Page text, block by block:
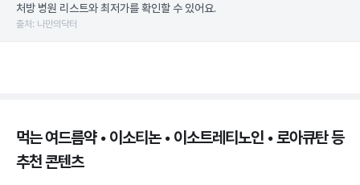
처방 병원 리스트와 최저가를 확인할 수 있어요.
출처: 나만의닥터
먹는 여드름약 • 이소티논 • 이소트레티노인 • 로아큐탄 등
추천 콘텐츠